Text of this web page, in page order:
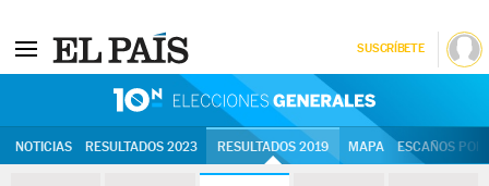
SUSCRÍBETE
NOTICIAS RESULTADOS 2023 RESULTADOS 2019 MAPA ESCAÑOS